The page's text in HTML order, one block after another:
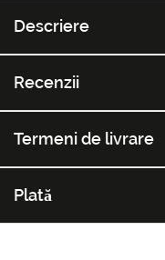
Descriere
Recenzii
Termeni de livrare
Plată